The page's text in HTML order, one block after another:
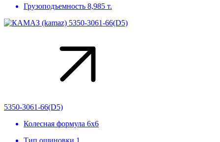
Грузоподъемность 8,985 т.
5350-3061-66(D5)
Колесная формула 6х6
Тип ошиновки 1